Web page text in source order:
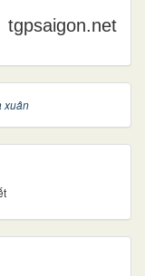
tgpsaigon.net
xuân